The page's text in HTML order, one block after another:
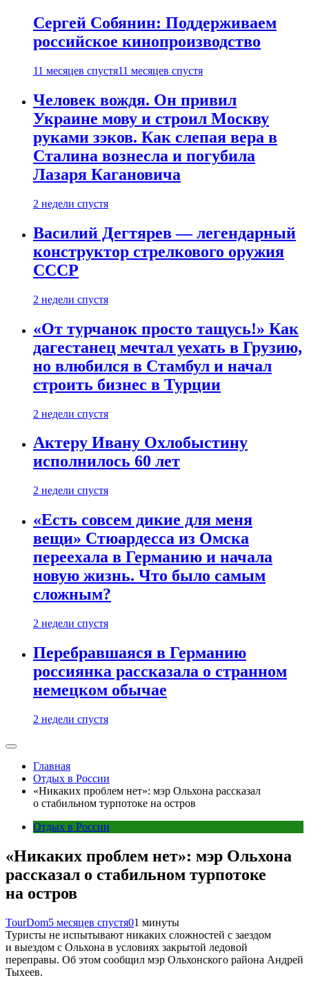
Сергей Собянин: Поддерживаем
российское кинопроизводство
11 месяцев спустя11 месяцев спустя
Человек вождя. Он привил
Украине мову и строил Москву
руками зэков. Как слепая вера в
Сталина вознесла и погубила
Лазаря Кагановича
2 недели спустя
Василий Дегтярев — легендарный
конструктор стрелкового оружия
СССР
2 недели спустя
«От турчанок просто тащусь!» Как
дагестанец мечтал уехать в Грузию,
но влюбился в Стамбул и начал
строить бизнес в Турции
2 недели спустя
Актеру Ивану Охлобыстину
исполнилось 60 лет
2 недели спустя
«Есть совсем дикие для меня
вещи» Стюардесса из Омска
переехала в Германию и начала
новую жизнь. Что было самым
сложным?
2 недели спустя
Перебравшаяся в Германию
россиянка рассказала о странном
немецком обычае
2 недели спустя
Главная
Отдых в России
«Никаких проблем нет»: мэр Ольхона рассказал
о стабильном турпотоке на остров
Отдых в России
«Никаких проблем нет»: мэр Ольхона
рассказал о стабильном турпотоке
на остров
TourDom5 месяцев спустя01 минуты
Туристы не испытывают никаких сложностей с заездом
и выездом с Ольхона в условиях закрытой ледовой
переправы. Об этом сообщил мэр Ольхонского района Андрей
Тыхеев.